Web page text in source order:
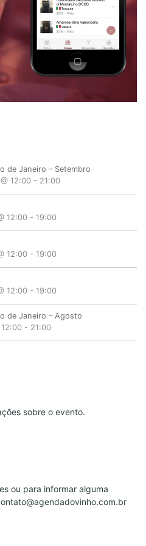
de Janeiro – Setembro
12:00 - 21:00
12:00 - 19:00
12:00 - 19:00
12:00 - 19:00
de Janeiro – Agosto
- 21:00
sobre o evento.
ou para informar alguma